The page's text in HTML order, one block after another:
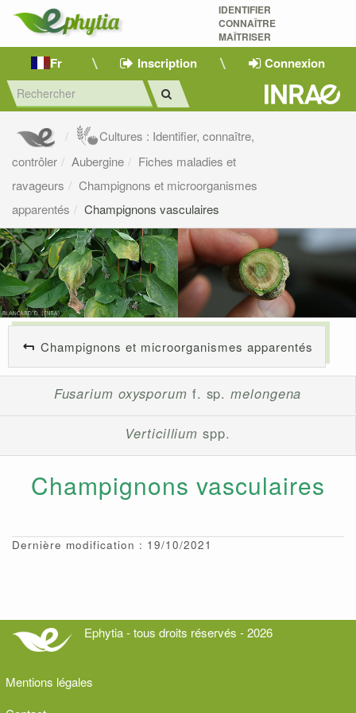
IDENTIFIER
CONNAÎTRE
MAÎTRISER
Fr Inscription Connexion
Cultures : Identifier, connaître,
contrôler
Aubergine
Fiches maladies et
ravageurs
Champignons et microorganismes
apparentés
Champignons vasculaires
Champignons et microorganismes apparentés
Fusarium oxysporum f. sp.melongena
Verticillium spp.
Champignons vasculaires
Dernière modification : 19/10/2021
Ephytia - tous droits réservés - 2026
Mentions légales